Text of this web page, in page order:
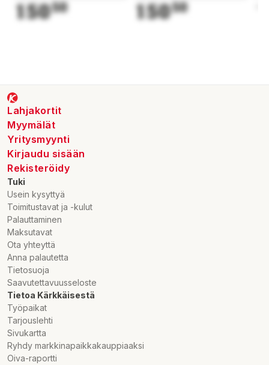
15050 15050
Lahjakortit
Myymälät
Yritysmyynti
Kirjaudu sisään
Rekisteröidy
Tuki
Usein kysyttyä
Toimitustavat ja -kulut
Palauttaminen
Maksutavat
Ota yhteyttä
Anna palautetta
Tietosuoja
Saavutettavuusseloste
Tietoa Kärkkäisestä
Työpaikat
Tarjouslehti
Sivukartta
Ryhdy markkinapaikkakauppiaaksi
Oiva-raportti